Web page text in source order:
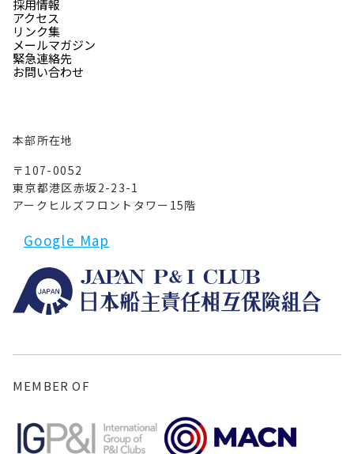
本部所在地
〒107-0052
東京都港区赤坂2-23-1
アークヒルズフロントタワー15階
Google Map
緊急連絡先
採用情報
リンク集
アクセス
メールマガジン
お問い合わせ
MEMBER OF